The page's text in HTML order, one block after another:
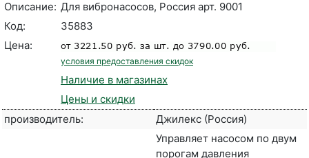
Описание: Для вибронасосов, Россия арт. 9001
Код:
35883
Цена:
условия предоставления скидок
Наличие в магазинах
Цены и скидки
производитель:
Джилекс (Россия)
Управляет насосом по двум
порогам давления